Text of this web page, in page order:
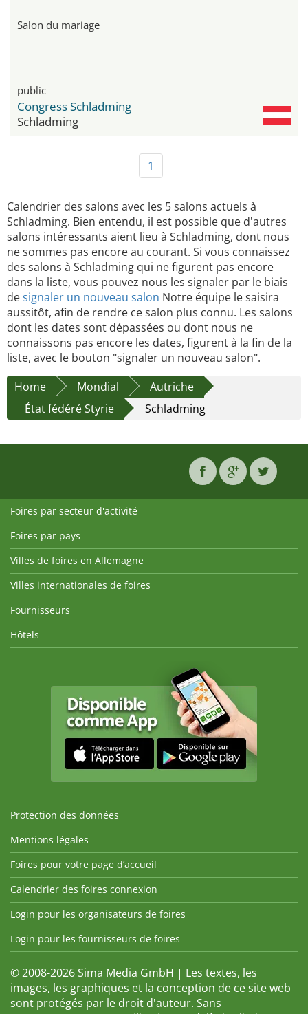
Salon du mariage
public
Congress Schladming
Schladming
1
Calendrier des salons avec les 5 salons actuels à
Schladming. Bien entendu, il est possible que d'autres
salons intéressants aient lieu à Schladming, dont nous
ne sommes pas encore au courant. Si vous connaissez
des salons à Schladming qui ne figurent pas encore
dans la liste, vous pouvez nous les signaler par le biais
designaler un nouveau salon Notre équipe le saisira
aussitôt, afin de rendre ce salon plus connu. Les salons
dont les dates sont dépassées ou dont nous ne
connaissons pas encore les dates, figurent à la fin de la
liste, avec le bouton "signaler un nouveau salon".
Home
Mondial
Autriche
État fédéré Styrie
Schladming
Foires par secteur d'activité
Foires par pays
Villes de foires en Allemagne
Villes internationales de foires
Fournisseurs
Hôtels
Protection des données
Mentions légales
Foires pour votre page d’accueil
Calendrier des foires connexion
Login pour les organisateurs de foires
Login pour les fournisseurs de foires
© 2008-2026 Sima Media GmbH | Les textes, les
images, les graphiques et la conception de ce site web
sont protégés par le droit d'auteur. Sans